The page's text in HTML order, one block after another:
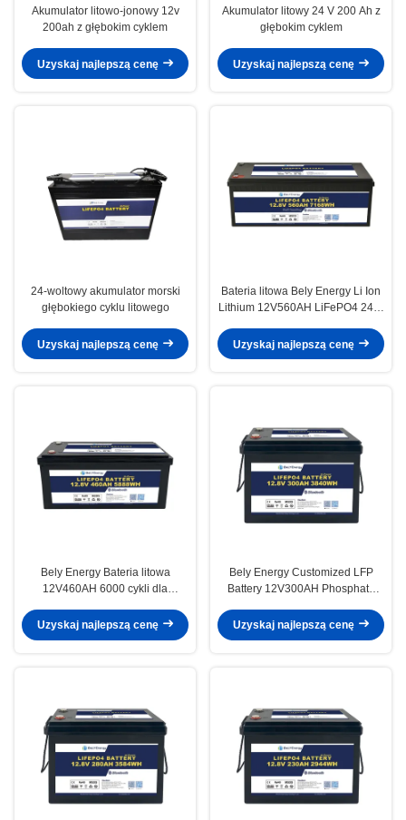
Akumulator litowo-jonowy 12v
200ah z głębokim cyklem
Uzyskaj najlepszą cenę
Akumulator litowy 24 V 200 Ah z
głębokim cyklem
Uzyskaj najlepszą cenę
24-woltowy akumulator morski
głębokiego cyklu litowego
Uzyskaj najlepszą cenę
Bateria litowa Bely Energy Li Ion
Lithium 12V560AH LiFePO4 24 V
Uzyskaj najlepszą cenę
Bely Energy Bateria litowa
12V460AH 6000 cykli dla
Uzyskaj najlepszą cenę
Bely Energy Customized LFP
Battery 12V300AH Phosphate
Marine RV
Uzyskaj najlepszą cenę